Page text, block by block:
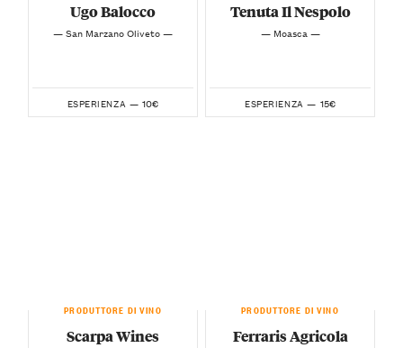
Ugo Balocco
— San Marzano Oliveto —
ESPERIENZA — 10€
Tenuta Il Nespolo
— Moasca —
ESPERIENZA — 15€
PRODUTTORE DI VINO
Scarpa Wines
PRODUTTORE DI VINO
Ferraris Agricola